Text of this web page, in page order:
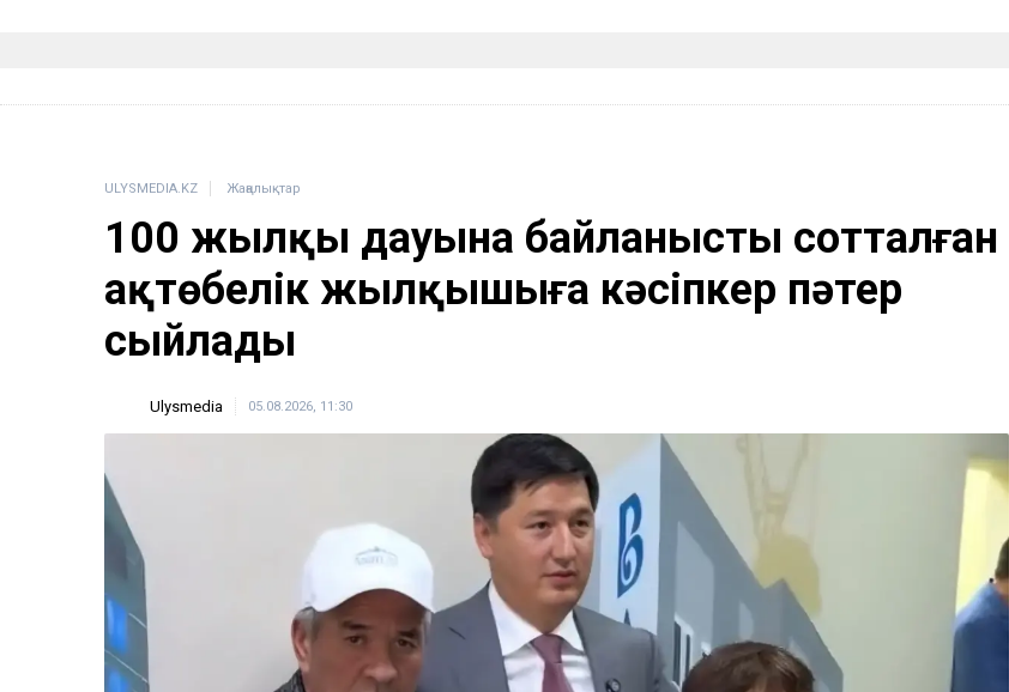
ULYSMEDIA.KZ Жаңалықтар
100 жылқы дауына байланысты сотталған
ақтөбелік жылқышыға кәсіпкер пәтер
сыйлады
Ulysmedia 05.08.2026, 11:30